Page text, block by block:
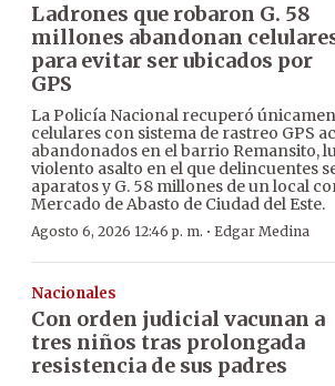
Ladrones que robaron G. 58
millones abandonan
para evitar ser ubicados por
GPS
La Policía Nacional recuperó
celulares con sistema de rastreo GPS
abandonados en el barrio Remansito,
violento asalto en el que delincuentes
aparatos y G. 58 millones de un local
Mercado de Abasto de Ciudad del Este.
Agosto 6, 2026 12:46 p. m. · Edgar Medina
Nacionales
Con orden judicial vacunan a
tres niños tras prolongada
resistencia de sus padres